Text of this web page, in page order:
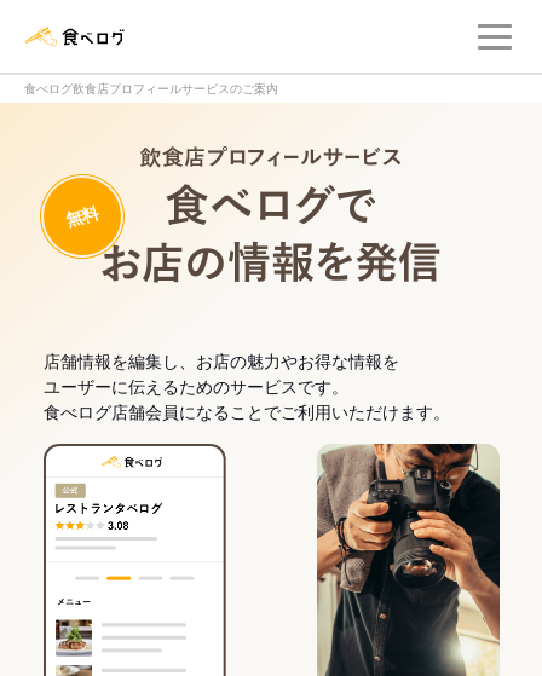
食べログ飲食店プロフィールサービスのご案内
無料
店舗情報を編集し、お店の魅力やお得な情報を
ユーザーに伝えるためのサービスです。
食べログ店舗会員になることでご利用いただけます。